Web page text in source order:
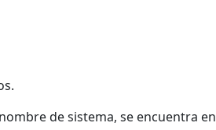
de sistema, se encuentra en